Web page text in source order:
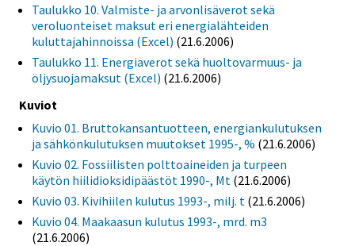
Taulukko 10. Valmiste- ja arvonlisäverot sekä
veroluonteiset maksut eri energialähteiden
kuluttajahinnoissa (Excel) (21.6.2006)
Taulukko 11. Energiaverot sekä huoltovarmuus- ja
öljysuojamaksut (Excel) (21.6.2006)
Kuviot
Kuvio 01. Bruttokansantuotteen, energiankulutuksen
ja sähkönkulutuksen muutokset 1995-, % (21.6.2006)
Kuvio 02. Fossiilisten polttoaineiden ja turpeen
käytön hiilidioksidipäästöt 1990-, Mt (21.6.2006)
Kuvio 03. Kivihiilen kulutus 1993-, milj. t (21.6.2006)
Kuvio 04. Maakaasun kulutus 1993-, mrd. m3
(21.6.2006)